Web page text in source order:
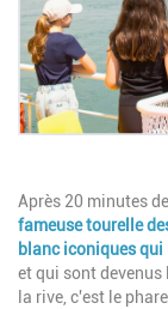
Description
Après 20 minutes
fameusetourelle
blanc iconiques qui
et qui sont
la rive, c'est le